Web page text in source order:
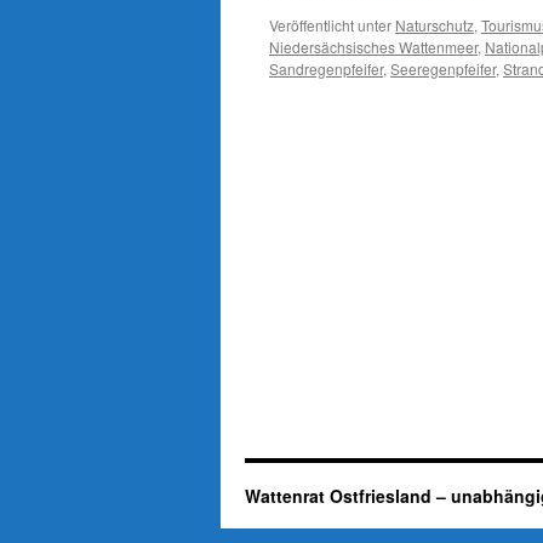
Veröffentlicht unter Naturschutz,
Niedersächsisches Wattenmeer,
Sandregenpfeifer, Seeregenpfeifer,
Wattenrat Ostfriesland –